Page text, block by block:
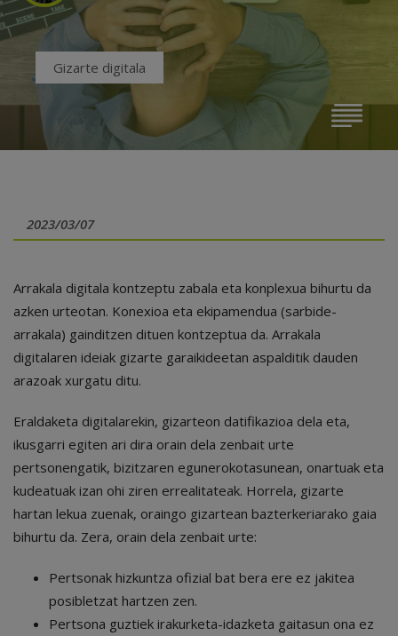
Gizarte digitala
2023/03/07
Arrakala digitala kontzeptu zabala eta konplexua bihurtu da
azken urteotan. Konexioa eta ekipamendua (sarbide-
arrakala) gainditzen dituen kontzeptua da. Arrakala
digitalaren ideiak gizarte garaikideetan aspalditik dauden
arazoak xurgatu ditu.
Eraldaketa digitalarekin, gizarteon datifikazioa dela eta,
ikusgarri egiten ari dira orain dela zenbait urte
pertsonengatik, bizitzaren egunerokotasunean, onartuak eta
kudeatuak izan ohi ziren errealitateak. Horrela, gizarte
hartan lekua zuenak, oraingo gizartean bazterkeriarako gaia
bihurtu da. Zera, orain dela zenbait urte:
Pertsonak hizkuntza ofizial bat bera ere ez jakitea
posibletzat hartzen zen.
Pertsona guztiek irakurketa-idazketa gaitasun ona ez